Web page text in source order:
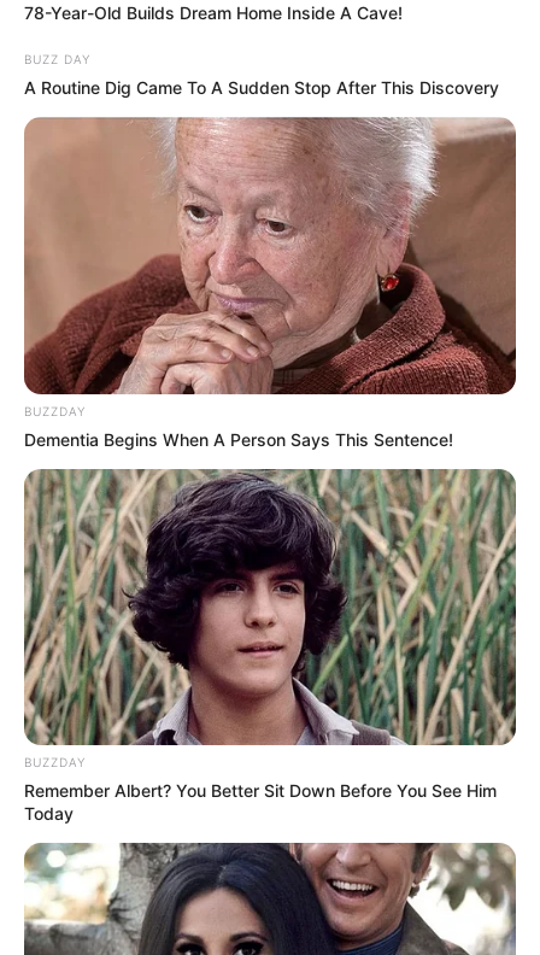
78-Year-Old Builds Dream Home Inside A Cave!
BUZZ DAY
A Routine Dig Came To A Sudden Stop After This Discovery
BUZZDAY
Dementia Begins When A Person Says This Sentence!
BUZZDAY
Remember Albert? You Better Sit Down Before You See Him
Today